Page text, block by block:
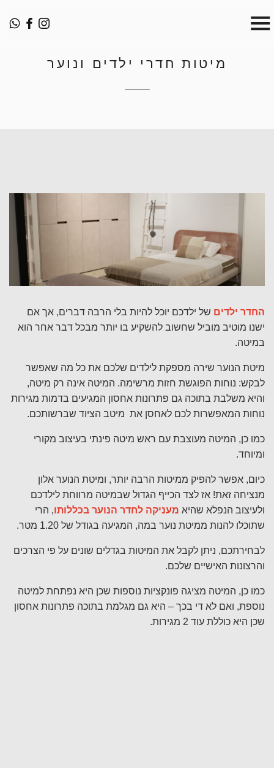
מיטות חדרי ילדים ונוער
החדר ילדים של ילדכם יוכל להיות בלי הרבה דברים, אך אם
ישנו מוטיב מוביל שחשוב להשקיע בו יותר מבכל דבר אחר הוא
במיטה.
מיטת הנוער שירה מספקת לילדים שלכם את כל מה שאפשר
לבקש: נוחות הפוגשת חזות מרשימה. המיטה אינה רק מיטה,
והיא משלבת בתוכה גם פתרונות אחסון המגיעים בדמות מגירות
נוחות המאפשרות לכם לאחסן את מיטב הציוד שברשותכם.
כמו כן, המיטה מעוצבת עם ראש מיטה פינתי בעיצוב מקורי
ומיוחד.
כיום, אפשר להפיק ממיטות הרבה יותר, ומיטת הנוער אלון
מנציחה זאת! אז לצד הכייף הגדול שבמיטה מרווחת לילדכם
ולעיצוב הנפלא שהיא מעניקה לחדר הנוער בכללותו, הרי
שתוכלו להנות ממיטת נוער במה, המגיעה בגודל של 1.20 מטר.
לבחירתכם, ניתן לקבל את המיטות בגדלים שונים על פי הצרכים
והרצונות האישיים שלכם.
כמו כן, המיטה מציגה פונקציות נוספות שכן היא נפתחת למיטה
נוספת, ואם לא די בכך – היא גם מגלמת בתוכה פתרונות אחסון
שכן היא כוללת עוד 2 מגירות.